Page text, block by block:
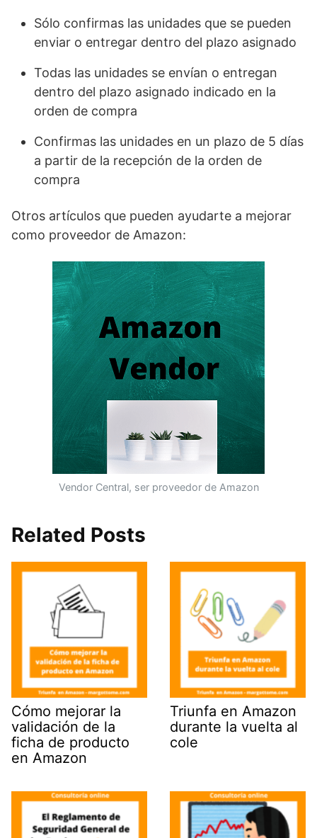
Sólo confirmas las unidades que se pueden
enviar o entregar dentro del plazo asignado
Todas las unidades se envían o entregan
dentro del plazo asignado indicado en la
orden de compra
Confirmas las unidades en un plazo de 5 días
a partir de la recepción de la orden de
compra
Otros artículos que pueden ayudarte a mejorar
como proveedor de Amazon:
Vendor Central, ser proveedor de Amazon
Related Posts
Cómo mejorar la
validación de la
ficha de producto
en Amazon
Triunfa en Amazon
durante la vuelta al
cole